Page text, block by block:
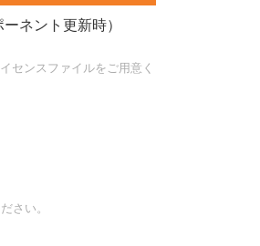
ネント更新時）
センスファイルをご用意く
さい。